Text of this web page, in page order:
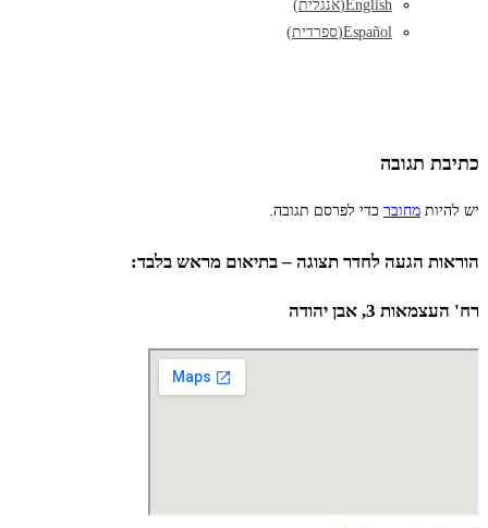
English
(אנגלית)
Español
(ספרדית)
כתיבת תגובה
יש להיות מחובר כדי לפרסם תגובה.
הוראות הגעה לחדר תצוגה – בתיאום מראש בלבד:
רח' העצמאות 3, אבן יהודה